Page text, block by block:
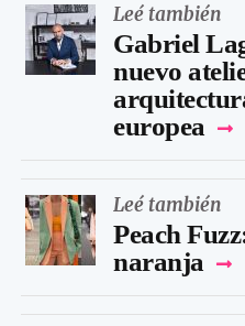
Leé también
Gabriel
nuevo
europea
Leé también
Peach
naranja